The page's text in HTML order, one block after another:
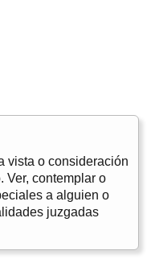
vista o consideración
Ver, contemplar o
a alguien o
juzgadas